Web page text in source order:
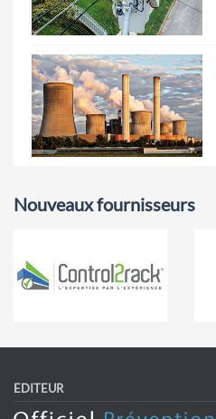
Nouveaux fournisseurs
EDITEUR